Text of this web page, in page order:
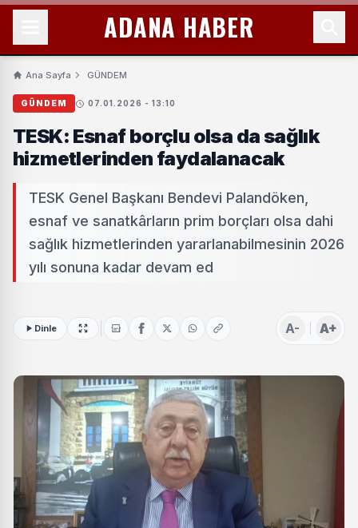
ADANA HABER
Ana Sayfa GÜNDEM
GÜNDEM 07.01.2026 - 13:10
TESK: Esnaf borçlu olsa da sağlık
hizmetlerinden faydalanacak
TESK Genel Başkanı Bendevi Palandöken,
esnaf ve sanatkârların prim borçları olsa dahi
sağlık hizmetlerinden yararlanabilmesinin 2026
yılı sonuna kadar devam ed
Dinle A- A+